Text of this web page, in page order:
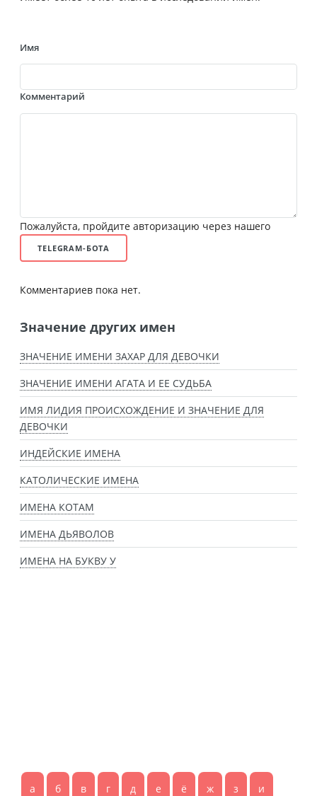
Имя
Комментарий
Пожалуйста, пройдите авторизацию через нашего
TELEGRAM-БОТА
Комментариев пока нет.
Значение других имен
ЗНАЧЕНИЕ ИМЕНИ ЗАХАР ДЛЯ ДЕВОЧКИ
ЗНАЧЕНИЕ ИМЕНИ АГАТА И ЕЕ СУДЬБА
ИМЯ ЛИДИЯ ПРОИСХОЖДЕНИЕ И ЗНАЧЕНИЕ ДЛЯ
ДЕВОЧКИ
ИНДЕЙСКИЕ ИМЕНА
КАТОЛИЧЕСКИЕ ИМЕНА
ИМЕНА КОТАМ
ИМЕНА ДЬЯВОЛОВ
ИМЕНА НА БУКВУ У
а б в г д е ё ж з и